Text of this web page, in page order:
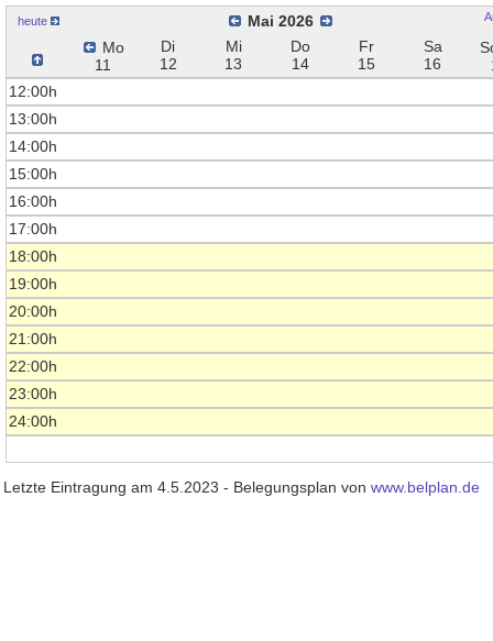
heute
Mai 2026
Mo
11
Di
12
Mi
13
Do
14
Fr
15
Sa
16
12:00h
13:00h
14:00h
15:00h
16:00h
17:00h
18:00h
19:00h
20:00h
21:00h
22:00h
23:00h
24:00h
Letzte Eintragung am 4.5.2023 - Belegungsplan von www.belplan.de